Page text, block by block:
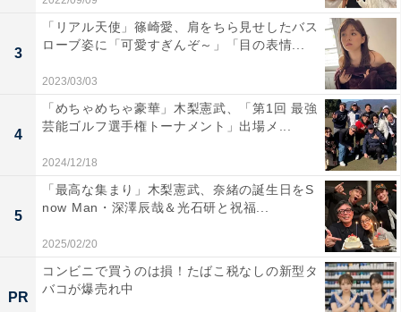
3
「リアル天使」篠崎愛、肩をちら見せしたバス
ローブ姿に「可愛すぎんぞ～」「目の表情...
2023/03/03
4
「めちゃめちゃ豪華」木梨憲武、「第1回 最強
芸能ゴルフ選手権トーナメント」出場メ...
2024/12/18
5
「最高な集まり」木梨憲武、奈緒の誕生日をS
now Man・深澤辰哉＆光石研と祝福...
2025/02/20
PR
コンビニで買うのは損！たばこ税なしの新型タ
バコが爆売れ中